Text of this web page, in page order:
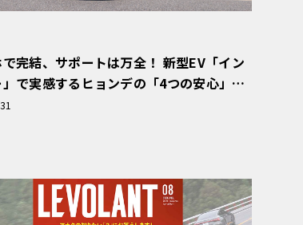
完結、サポートは万全！ 新型EV「イン
で実感するヒョンデの「4つの安心」
・ヒョンデ6つの疑問：Why? Hyunda